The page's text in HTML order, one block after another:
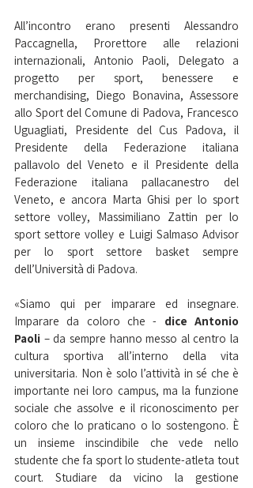
All’incontro erano presenti Alessandro
Paccagnella, Prorettore alle relazioni
internazionali, Antonio Paoli, Delegato a
progetto per sport, benessere e
merchandising, Diego Bonavina, Assessore
allo Sport del Comune di Padova, Francesco
Uguagliati, Presidente del Cus Padova, il
Presidente della Federazione italiana
pallavolo del Veneto e il Presidente della
Federazione italiana pallacanestro del
Veneto, e ancora Marta Ghisi per lo sport
settore volley, Massimiliano Zattin per lo
sport settore volley e Luigi Salmaso Advisor
per lo sport settore basket sempre
dell’Università di Padova.
«Siamo qui per imparare ed insegnare.
Imparare da coloro che - dice Antonio
Paoli – da sempre hanno messo al centro la
cultura sportiva all’interno della vita
universitaria. Non è solo l’attività in sé che è
importante nei loro campus, ma la funzione
sociale che assolve e il riconoscimento per
coloro che lo praticano o lo sostengono. È
un insieme inscindibile che vede nello
studente che fa sport lo studente-atleta tout
court. Studiare da vicino la gestione